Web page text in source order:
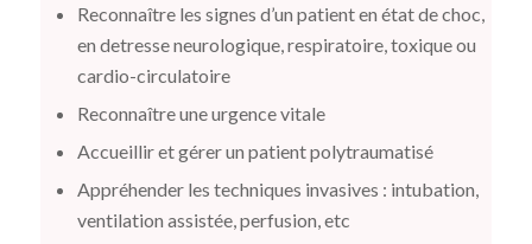
Reconnaître les signes d’un patient en état de choc,
en detresse neurologique, respiratoire, toxique ou
cardio-circulatoire
Reconnaître une urgence vitale
Accueillir et gérer un patient polytraumatisé
Appréhender les techniques invasives : intubation,
ventilation assistée, perfusion, etc